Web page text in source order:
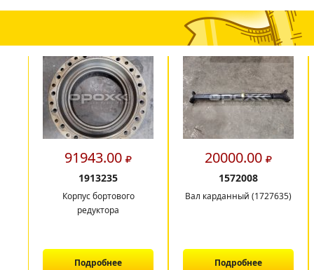
91943.00
1913235
Корпус бортового
редуктора
Подробнее
20000.00
1572008
Вал карданный (1727635)
Подробнее